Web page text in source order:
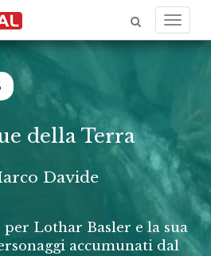
Menu
della Terra
Davide
Lothar Basler e la sua
accumunati dal